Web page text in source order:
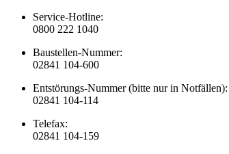
Service-Hotline:
0800 222 1040
Baustellen-Nummer:
02841 104-600
Entstörungs-Nummer (bitte nur in Notfällen):
02841 104-114
Telefax:
02841 104-159